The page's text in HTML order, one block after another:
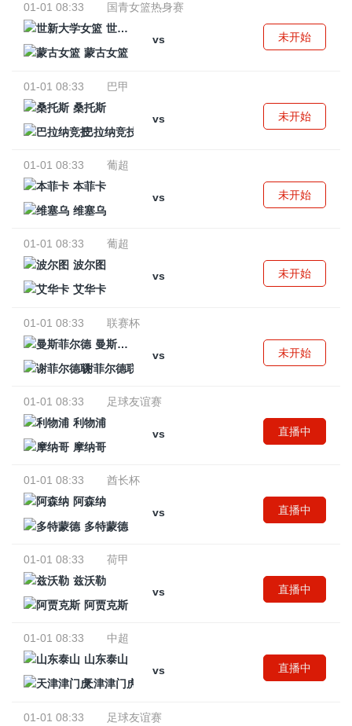
01-01 08:33
国青女篮热身赛
世新大学女篮
vs
蒙古女篮
未开始
01-01 08:33
巴甲
桑托斯
vs
巴拉纳竞技
未开始
01-01 08:33
葡超
本菲卡
vs
维塞乌
未开始
01-01 08:33
葡超
波尔图
vs
艾华卡
未开始
01-01 08:33
联赛杯
曼斯菲尔德
vs
谢菲尔德联
未开始
01-01 08:33
足球友谊赛
利物浦
vs
摩纳哥
直播中
01-01 08:33
酋长杯
阿森纳
vs
多特蒙德
直播中
01-01 08:33
荷甲
兹沃勒
vs
阿贾克斯
直播中
01-01 08:33
中超
山东泰山
vs
天津津门虎
直播中
01-01 08:33
足球友谊赛